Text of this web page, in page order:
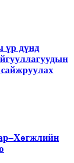
үр дүнд